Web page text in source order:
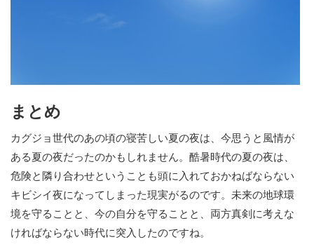
まとめ
カグジョ世代のあの頃の寝苦しい夏の夜は、今思うと風情が
ある夏の夜だったのかもしれません。酷暑時代の夏の夜は、
危険と隣り合わせということも頭に入れておかねばならない
キビシイ夜になってしまった現実がるのです。未来の地球環
境を守ることと、今の自分を守ることと、両方真剣に考えな
ければならない時代に突入したのですね。